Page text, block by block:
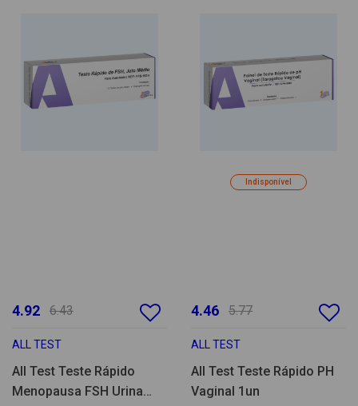
4.92 6.43
ALL TEST
All Test Teste Rápido
Menopausa FSH Urina
Indisponível
4.46 5.77
ALL TEST
All Test Teste Rápido PH
Vaginal 1un